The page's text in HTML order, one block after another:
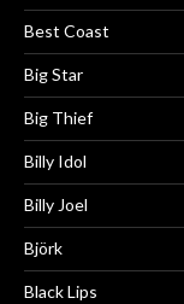
Best Coast
Big Star
Big Thief
Billy Idol
Billy Joel
Björk
Black Lips